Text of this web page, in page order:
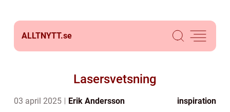
ALLTNYTT.se
Lasersvetsning
03 april 2025 Erik Andersson inspiration